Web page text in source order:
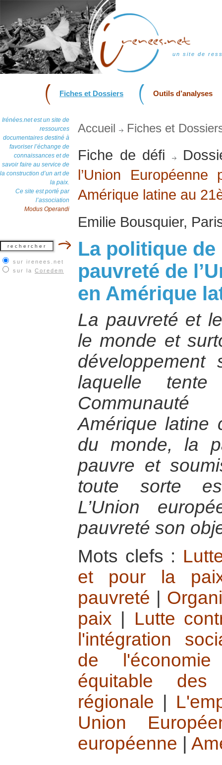
un site de
Fiches et Dossiers Outils d’analyses
Irénées.net est un site de
ressources
documentaires destiné à
favoriser l’échange de
connaissances et de
savoir faire au service de
la construction d’un art de
la paix.
Ce site est porté par
l’association
Modus Operandi
sur irenees.net
sur la Coredem
Accueil Fiches et
Fiche de défi
l’Union
Amérique latine au
Emilie Bousquier,
La politique
pauvreté de
en Amérique
La pauvreté et
le monde et
laquelle
Amérique latine
du monde, la
pauvre et
toute sorte
L’Union
pauvreté son
Mots clefs :
et pour la
pauvreté
paix
Lutte
l'intégration
de
équitable
régionale
Union
européenne